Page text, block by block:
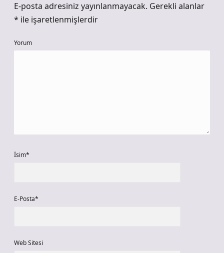
E-posta adresiniz yayınlanmayacak. Gerekli alanlar
* ile işaretlenmişlerdir
Yorum
İsim*
E-Posta*
Web Sitesi